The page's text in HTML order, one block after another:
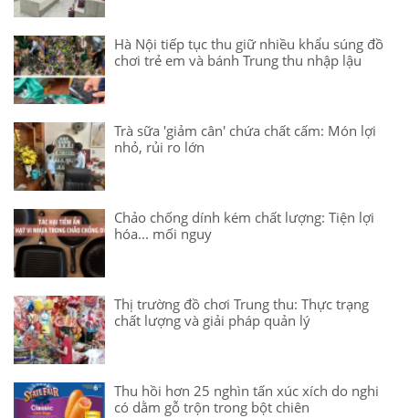
Hà Nội tiếp tục thu giữ nhiều khẩu súng đồ
chơi trẻ em và bánh Trung thu nhập lậu
Trà sữa 'giảm cân' chứa chất cấm: Món lợi
nhỏ, rủi ro lớn
Chảo chống dính kém chất lượng: Tiện lợi
hóa... mối nguy
Thị trường đồ chơi Trung thu: Thực trạng
chất lượng và giải pháp quản lý
Thu hồi hơn 25 nghìn tấn xúc xích do nghi
có dằm gỗ trộn trong bột chiên